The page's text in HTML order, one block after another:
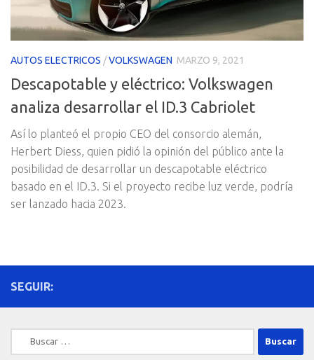
AUTOS ELECTRICOS /VOLKSWAGEN MARZO 9, 2021
Descapotable y eléctrico: Volkswagen
analiza desarrollar el ID.3 Cabriolet
Así lo planteó el propio CEO del consorcio alemán,
Herbert Diess, quien pidió la opinión del público ante la
posibilidad de desarrollar un descapotable eléctrico
basado en el ID.3. Si el proyecto recibe luz verde, podría
ser lanzado hacia 2023.
SEGUIR:
Buscar: